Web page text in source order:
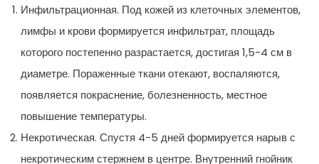
Инфильтрационная. Под кожей из клеточных элементов,
лимфы и крови формируется инфильтрат, площадь
которого постепенно разрастается, достигая 1,5-4 см в
диаметре. Пораженные ткани отекают, воспаляются,
появляется покраснение, болезненность, местное
повышение температуры.
Некротическая. Спустя 4-5 дней формируется нарыв с
некротическим стержнем в центре. Внутренний гнойник